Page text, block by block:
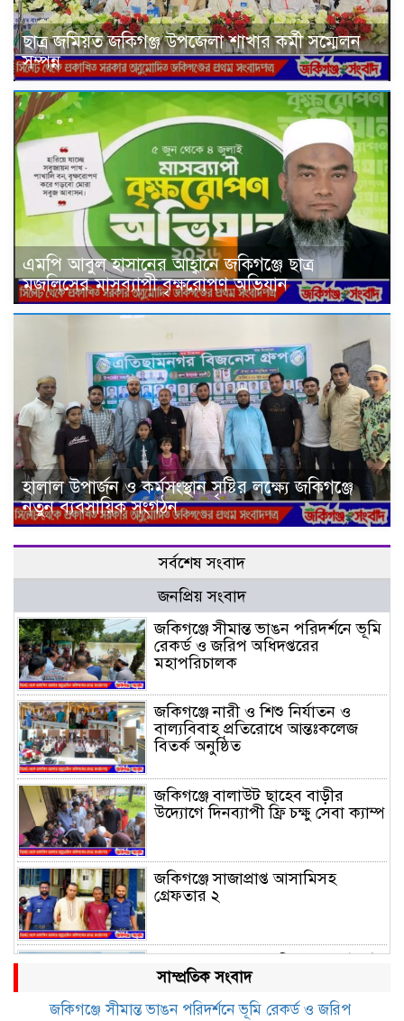
ছাত্র জমিয়ত জকিগঞ্জ উপজেলা শাখার কর্মী সম্মেলন
সম্পন্ন
এমপি আবুল হাসানের আহ্বানে জকিগঞ্জে ছাত্র
মজলিসের মাসব্যাপী বৃক্ষরোপণ অভিযান
হালাল উপার্জন ও কর্মসংস্থান সৃষ্টির লক্ষ্যে জকিগঞ্জে
নতুন ব্যবসায়িক সংগঠন
সর্বশেষ সংবাদ
জনপ্রিয় সংবাদ
জকিগঞ্জে সীমান্ত ভাঙন পরিদর্শনে ভূমি
রেকর্ড ও জরিপ অধিদপ্তরের
মহাপরিচালক
জকিগঞ্জে নারী ও শিশু নির্যাতন ও
বাল্যবিবাহ প্রতিরোধে আন্তঃকলেজ
বিতর্ক অনুষ্ঠিত
জকিগঞ্জে বালাউট ছাহেব বাড়ীর
উদ্যোগে দিনব্যাপী ফ্রি চক্ষু সেবা ক্যাম্প
জকিগঞ্জে সাজাপ্রাপ্ত আসামিসহ
গ্রেফতার ২
শুরু হচ্ছে সম্ভাব্যতা সমীক্ষা
সাম্প্রতিক সংবাদ
জকিগঞ্জে সীমান্ত ভাঙন পরিদর্শনে ভূমি রেকর্ড ও জরিপ